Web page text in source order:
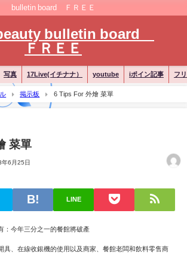
bulletin board ＦＲＥＥ
bulletin board
ＦＲＥＥ
写真 17Live(イチナナ） youtube iポイン記事 フ
掲示板 6 Tips For 外燴 菜單
菜單
年6月25日
LINE
：今年三分之一的餐館將破產
具、在線收銀機的使用以及商家、餐館老闆和飲料零售商